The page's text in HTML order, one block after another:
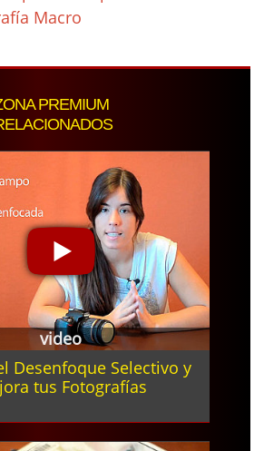
Macro
PREMIUM
video
Desenfoque Selectivo y
tus Fotografías